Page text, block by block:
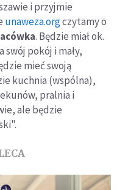
i przyjmie
unaweza.orgczytamy o
. Będzie miał ok.
swój pokój i mały,
mieć swoją
kuchnia (wspólna),
pralnia i
ale będzie